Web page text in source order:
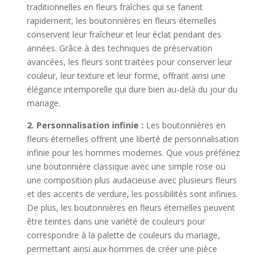
traditionnelles en fleurs fraîches qui se fanent
rapidement, les boutonnières en fleurs éternelles
conservent leur fraîcheur et leur éclat pendant des
années. Grâce à des techniques de préservation
avancées, les fleurs sont traitées pour conserver leur
couleur, leur texture et leur forme, offrant ainsi une
élégance intemporelle qui dure bien au-delà du jour du
mariage.
2. Personnalisation infinie : Les boutonnières en
fleurs éternelles offrent une liberté de personnalisation
infinie pour les hommes modernes. Que vous préfériez
une boutonnière classique avec une simple rose ou
une composition plus audacieuse avec plusieurs fleurs
et des accents de verdure, les possibilités sont infinies.
De plus, les boutonnières en fleurs éternelles peuvent
être teintes dans une variété de couleurs pour
correspondre à la palette de couleurs du mariage,
permettant ainsi aux hommes de créer une pièce